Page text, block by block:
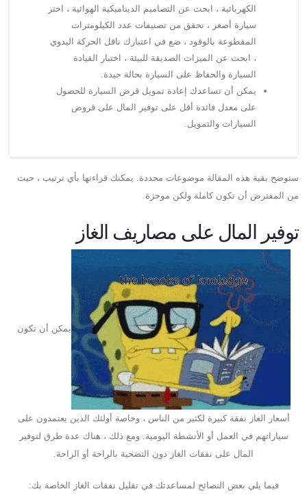
الكهربائية ، ابحث عن التصاميم الديناميكية الهوائية ، اختر
سيارة أصغر ، تحقق من تصنيفات عدد الكيلومترات
المقطوعة بالوقود ، ضع في اعتبارك ناقل الحركة اليدوي
، ابحث عن الميزات الصديقة للبيئة ، اختبار القيادة
السيارة والحفاظ على السيارة بحالة جيدة.
يمكن أن تساعدك إعادة تمويل قرض السيارة للحصول
على معدل فائدة أقل على توفير المال على قروض
السيارات والتمويل.
ستوضح بقية هذه المقالة موضوعات محددة. يمكنك قراءتها بأي ترتيب ، حيث
من المفترض أن تكون كاملة ولكن موجزة.
توفير المال على مصاريف الغاز
يمكن أن تكون
أسعار الغاز نفقة كبيرة لكثير من الناس ، وخاصة أولئك الذين يعتمدون على
سياراتهم في العمل أو الأنشطة اليومية. ومع ذلك ، هناك عدة طرق لتوفير
المال على نفقات الغاز دون التضحية بالراحة أو الراحة.
فيما يلي بعض النصائح لمساعدتك في تقليل نفقات الغاز الخاصة بك: